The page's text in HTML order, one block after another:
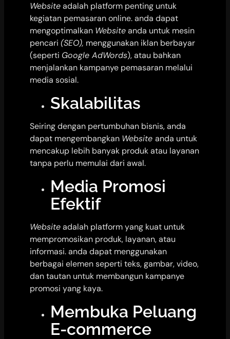
Websiteadalah platform penting untuk
kegiatan pemasaran online. anda dapat
mengoptimalkan Websiteanda untuk mesin
pencari (SEO), menggunakan iklan berbayar
(seperti Google AdWords), atau bahkan
menjalankan kampanye pemasaran melalui
media sosial.
Skalabilitas
Seiring dengan pertumbuhan bisnis, anda
dapat mengembangkan Website anda untuk
mencakup lebih banyak produk atau layanan
tanpa perlu memulai dari awal.
Media Promosi
Efektif
Websiteadalah platform yang kuat untuk
mempromosikan produk, layanan, atau
informasi. anda dapat menggunakan
berbagai elemen seperti teks, gambar, video,
dan tautan untuk membangun kampanye
promosi yang kaya.
Membuka Peluang
E-commerce